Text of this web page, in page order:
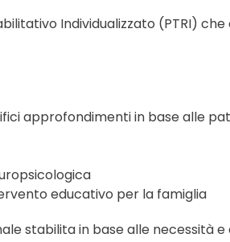
Individualizzato (PTRI)
approfondimenti in base alle
educativo per la famiglia
stabilita in base alle necessità e